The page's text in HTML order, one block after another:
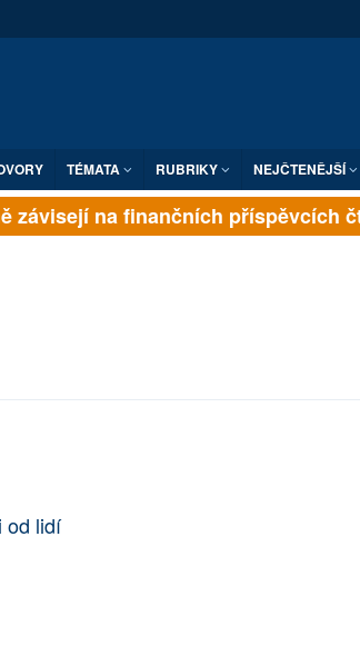
TÉMATA RUBRIKY NEJČTENĚJŠÍ
na finančních příspěvcích
od lidí